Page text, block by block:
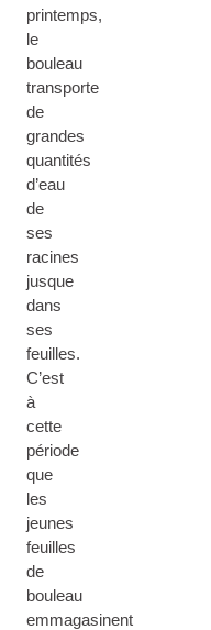
printemps,
le
bouleau
transporte
de
grandes
quantités
d’eau
de
ses
racines
jusque
dans
ses
feuilles.
C’est
à
cette
période
que
les
jeunes
feuilles
de
bouleau
emmagasinent